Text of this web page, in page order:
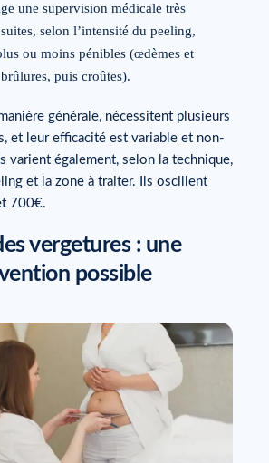
une supervision médicale très
selon l’intensité du peeling,
ou moins pénibles (œdèmes et
puis croûtes).
générale, nécessitent plusieurs
et leur efficacité est variable et non-
varient également, selon la technique,
et la zone à traiter. Ils oscillent
700€.
vergetures : une
possible